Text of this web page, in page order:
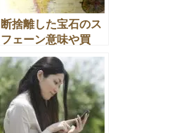
断捨離した宝石のス
フェーン意味や買
取・換金処分の活用
法とは